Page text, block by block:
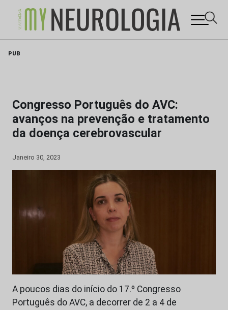
PUB
Congresso Português do AVC:
avanços na prevenção e tratamento
da doença cerebrovascular
Janeiro 30, 2023
A poucos dias do início do 17.º Congresso
Português do AVC, a decorrer de 2 a 4 de